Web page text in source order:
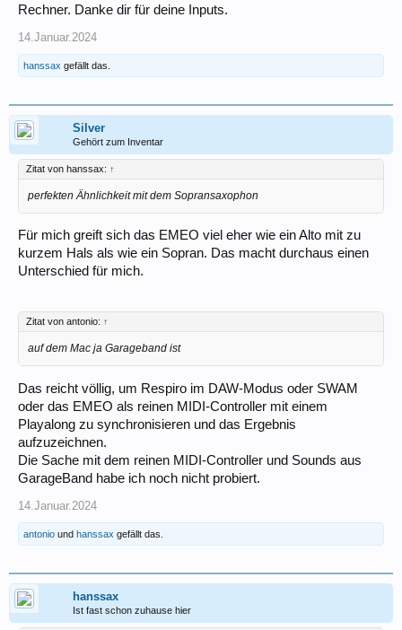
Rechner. Danke dir für deine Inputs.
14.Januar.2024
hanssax gefällt das.
Silver
Gehört zum Inventar
Zitat von hanssax: ↑
perfekten Ähnlichkeit mit dem Sopransaxophon
Für mich greift sich das EMEO viel eher wie ein Alto mit zu
kurzem Hals als wie ein Sopran. Das macht durchaus einen
Unterschied für mich.
Zitat von antonio: ↑
auf dem Mac ja Garageband ist
Das reicht völlig, um Respiro im DAW-Modus oder SWAM
oder das EMEO als reinen MIDI-Controller mit einem
Playalong zu synchronisieren und das Ergebnis
aufzuzeichnen.
Die Sache mit dem reinen MIDI-Controller und Sounds aus
GarageBand habe ich noch nicht probiert.
14.Januar.2024
antonio und hanssax gefällt das.
hanssax
Ist fast schon zuhause hier